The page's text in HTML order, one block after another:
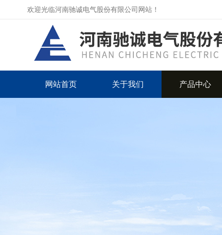
欢迎光临河南驰诚电气股份有限公司网站！
网站首页 关于我们 产品中心